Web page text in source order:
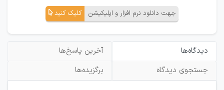
جهت دانلود نرم افزار و اپلیکیشن کلیک کنید
دیدگاه‌ها
آخرین پاسخ‌ها
جستجوی دیدگاه
برگزیده‌ها